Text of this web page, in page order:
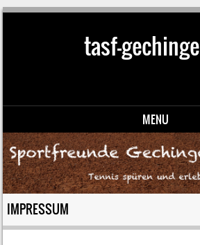
tasf-
MENU
Skip to content
IMPRESSUM